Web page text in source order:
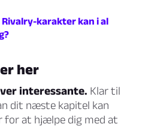
Rivalry-karakter kan i al
her
interessante. Klar til
dit næste kapitel kan
for at hjælpe dig med at